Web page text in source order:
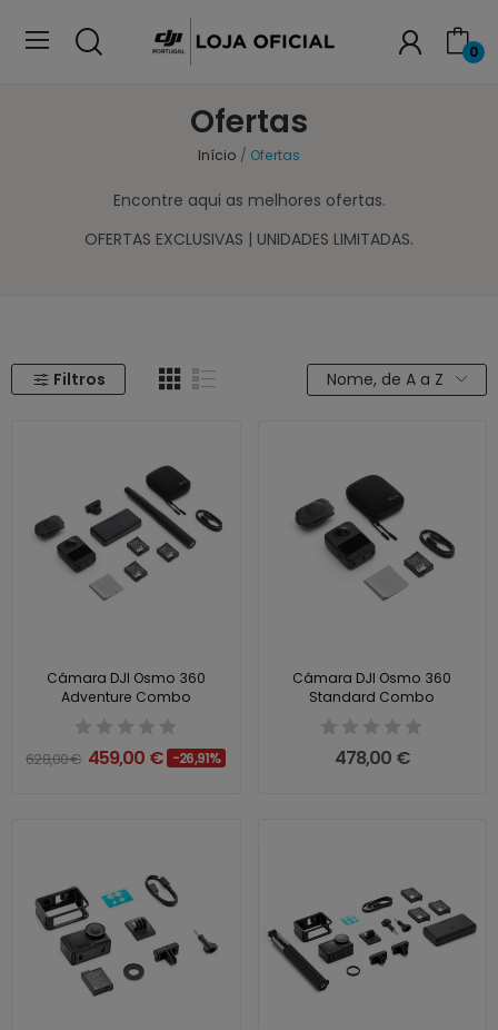
0
Ofertas
Início Ofertas
Encontre aqui as melhores ofertas.
OFERTAS EXCLUSIVAS | UNIDADES LIMITADAS.
Filtros Nome, de A a Z
Câmara DJI Osmo 360
Adventure Combo
628,00 € 459,00 € -26,91%
Câmara DJI Osmo 360
Standard Combo
478,00 €